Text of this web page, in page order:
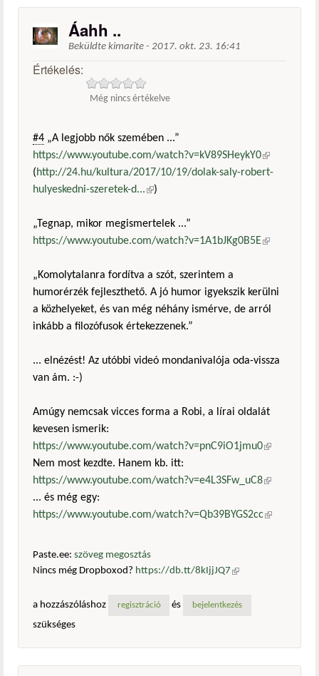
Áahh ..
Beküldte kimarite - 2017. okt. 23. 16:41
Értékelés:
Még nincs értékelve
#4 „A legjobb nők szemében ...”
https://www.youtube.com/watch?v=kV89SHeykY0(külső
hivatkozás)
(http://24.hu/kultura/2017/10/19/dolak-saly-robert-
hulyeskedni-szeretek-d...(külső hivatkozás)
)
„Tegnap, mikor megismertelek ...”
https://www.youtube.com/watch?v=1A1bJKg0B5E(külső
„Komolytalanra fordítva a szót, szerintem a
humorérzék fejleszthető. A jó humor igyekszik kerülni
a közhelyeket, és van még néhány ismérve, de arról
inkább a filozófusok értekezzenek.”
... elnézést! Az utóbbi videó mondanivalója oda-vissza
van ám. :-)
Amúgy nemcsak vicces forma a Robi, a lírai oldalát
kevesen ismerik:
https://www.youtube.com/watch?v=pnC9iO1jmu0(külső
Nem most kezdte. Hanem kb. itt:
https://www.youtube.com/watch?v=e4L3SFw_uC8(külső
... és még egy:
https://www.youtube.com/watch?v=Qb39BYGS2cc(külső
Paste.ee: szöveg megosztás
Nincs még Dropboxod? https://db.tt/8kIjjJQ7 (külső
a hozzászóláshoz
regisztráció és bejelentkezés
szükséges